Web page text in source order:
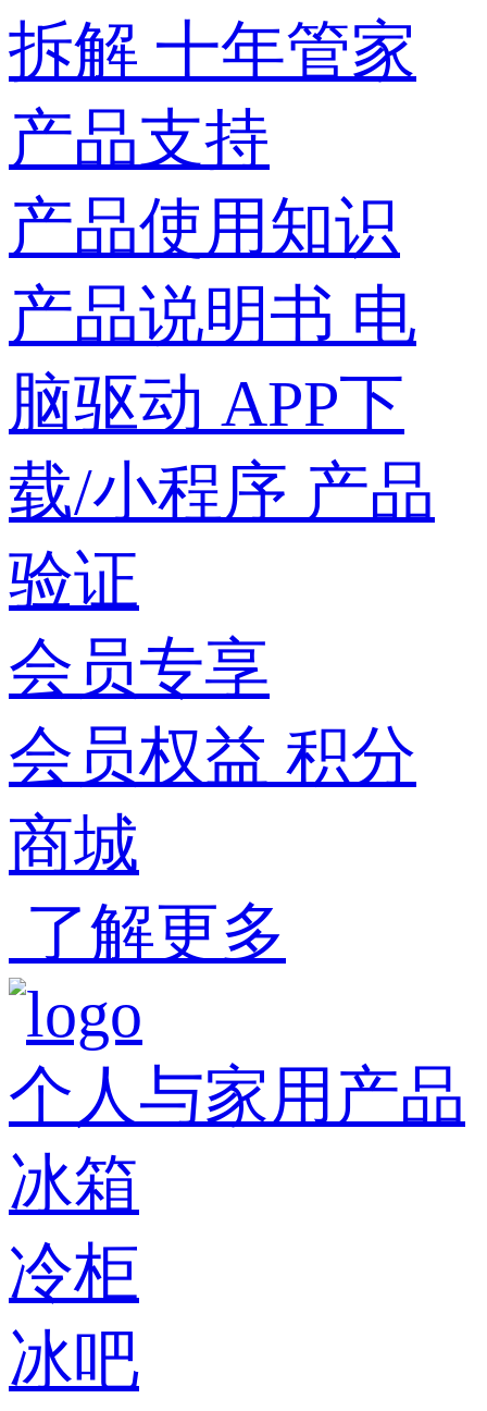
拆解 十年管家
产品支持
产品使用知识
产品说明书 电
脑驱动 APP下
载/小程序 产品
验证
会员专享
会员权益 积分
商城
了解更多
个人与家用产品
冰箱
冷柜
冰吧